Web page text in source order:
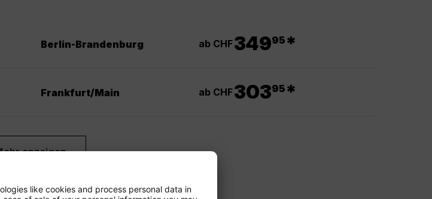
Berlin-Brandenburg ab CHF34995 *
Frankfurt/Main ab CHF30395 *
anzeigen